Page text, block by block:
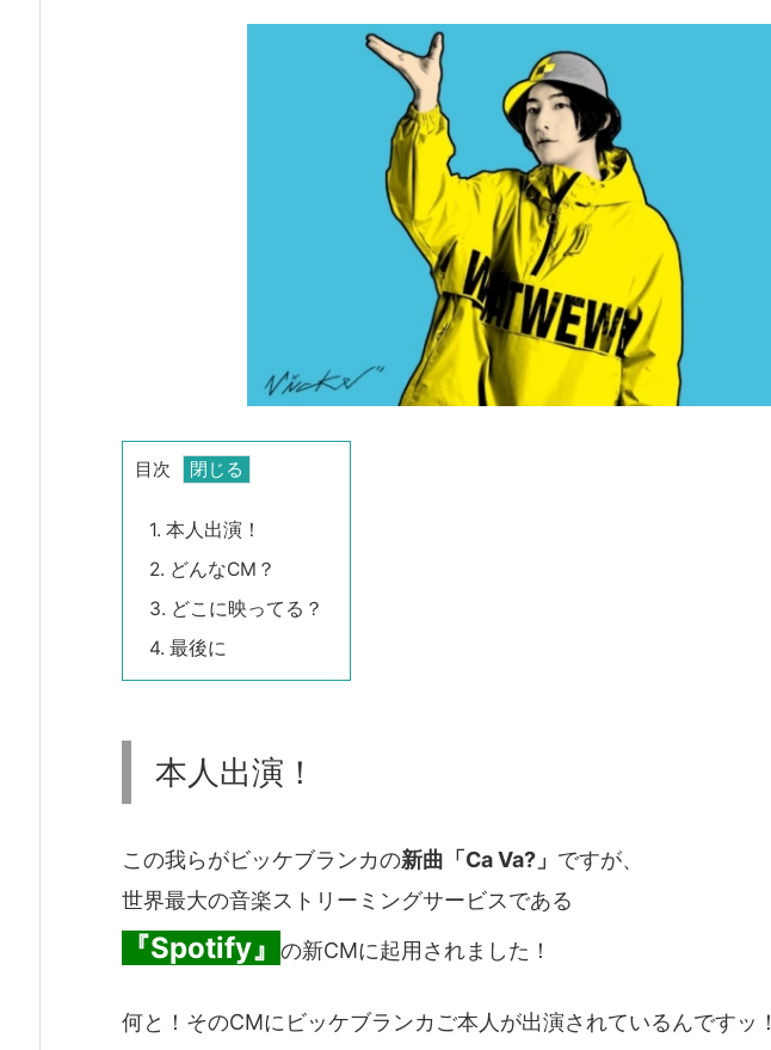
目次
1. 本人出演！
2. どんなCM？
3. どこに映ってる？
4. 最後に
本人出演！
この我らがビッケブランカの新曲「Ca Va?」 ですが、
世界最大の音楽ストリーミングサービスである
『Spotify』 の新CMに起用されました！
何と！そのCMにビッケブランカご本人が出演されているんですッ！